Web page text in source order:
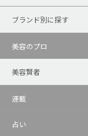
ブランド別に探す
美容のプロ
美容賢者
連載
占い